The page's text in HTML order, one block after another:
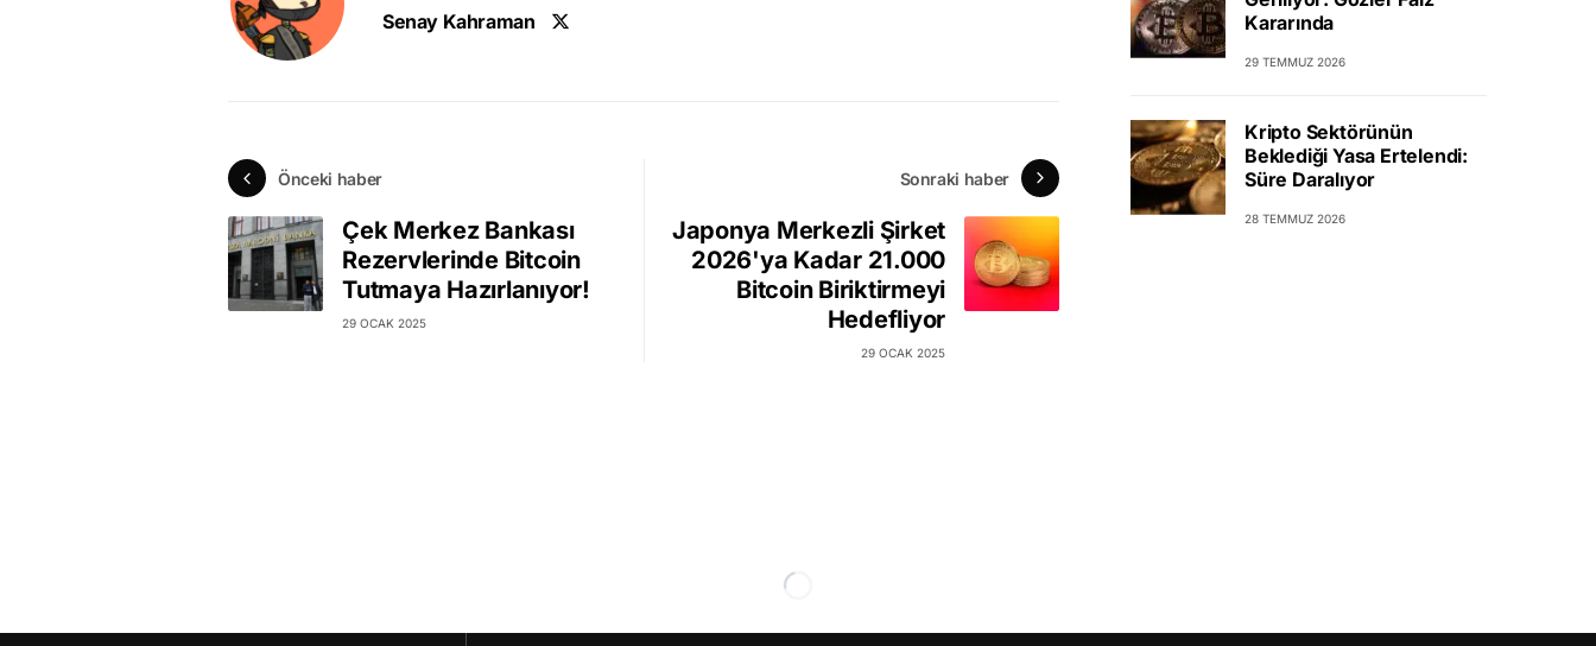
Senay Kahraman
Önceki haber
Çek Merkez Bankası
Rezervlerinde Bitcoin
Tutmaya Hazırlanıyor!
29 OCAK 2025
Sonraki haber
Japonya Merkezli Şirket
2026'ya Kadar 21.000
Bitcoin Biriktirmeyi
Hedefliyor
29 OCAK 2025
Kararında
29 TEMMUZ 2026
Kripto Sektörünün
Beklediği Yasa Ertelendi:
Süre Daralıyor
28 TEMMUZ 2026